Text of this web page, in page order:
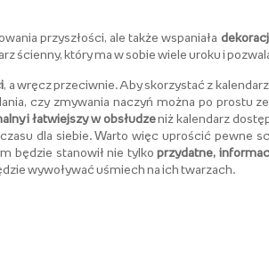
przyszłości, ale także wspaniała
ścienny, który ma w sobie wiele uroku i
, a wręcz przeciwnie. Aby skorzystać z
czy zmywania naczyń można po prostu
i łatwiejszy w obsłudzeniż kalendarz
dla siebie. Warto więc uprościć pewne
będzie stanowił nie tylkoprzydatne,
wywoływać uśmiech na ich twarzach.